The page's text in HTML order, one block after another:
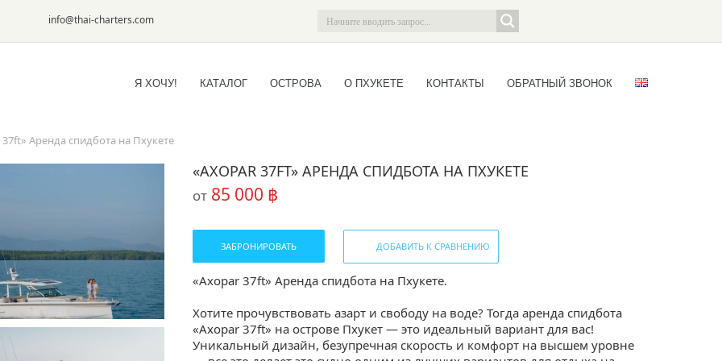
info@thai-charters.com
Я ХОЧУ! КАТАЛОГ ОСТРОВА О ПХУКЕТЕ КОНТАКТЫ ОБРАТНЫЙ ЗВОНОК
Аренда спидбота на Пхукете
«AXOPAR 37FT» АРЕНДА СПИДБОТА НА ПХУКЕТЕ
от 85 000 ฿
ЗАБРОНИРОВАТЬ ДОБАВИТЬ К СРАВНЕНИЮ
«Axopar 37ft» Аренда спидбота на Пхукете.
Хотите прочувствовать азарт и свободу на воде? Тогда аренда спидбота
«Axopar 37ft» на острове Пхукет — это идеальный вариант для вас!
Уникальный дизайн, безупречная скорость и комфорт на высшем уровне